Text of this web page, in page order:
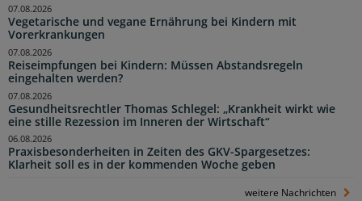
Vegetarische und vegane Ernährung bei Kindern mit
Vorerkrankungen
07.08.2026
Reiseimpfungen bei Kindern: Müssen Abstandsregeln
eingehalten werden?
07.08.2026
Gesundheitsrechtler Thomas Schlegel: „Krankheit wirkt wie
eine stille Rezession im Inneren der Wirtschaft“
07.08.2026
Praxisbesonderheiten in Zeiten des GKV-Spargesetzes:
Klarheit soll es in der kommenden Woche geben
06.08.2026
weitere Nachrichten